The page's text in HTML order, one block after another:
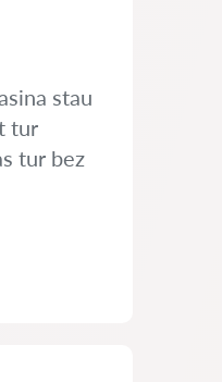
stau
tur
tur bez